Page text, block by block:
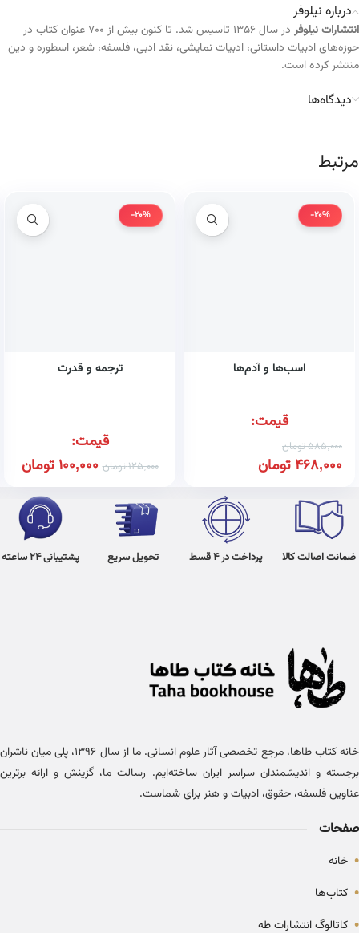
درباره نیلوفر
انتشارات نیلوفر
در سال ۱۳۵۶ تاسیس شد. تا کنون بیش از ۷۰۰ عنوان کتاب در
حوزه‌های ادبیات داستانی، ادبیات نمایشی، نقد ادبی، فلسفه، شعر، اسطوره و دین
منتشر کرده است.
دیدگاه‌ها
مرتبط
-20%
اسب‌ها و آدم‌ها
قیمت:
585,000تومان
468,000تومان
-20%
ترجمه و قدرت
قیمت:
125,000تومان 100,000تومان
ضمانت اصالت کالا پرداخت در 4 قسط تحویل سریع پشتیبانی 24 ساعته
خانه کتاب طاها، مرجع تخصصی آثار علوم انسانی. ما از سال ۱۳۹۶، پلی میان ناشران
برجسته و اندیشمندان سراسر ایران ساخته‌ایم. رسالت ما، گزینش و ارائه برترین
عناوین فلسفه، حقوق، ادبیات و هنر برای شماست.
صفحات
• خانه
• کتاب‌ها
• کاتالوگ انتشارات طه